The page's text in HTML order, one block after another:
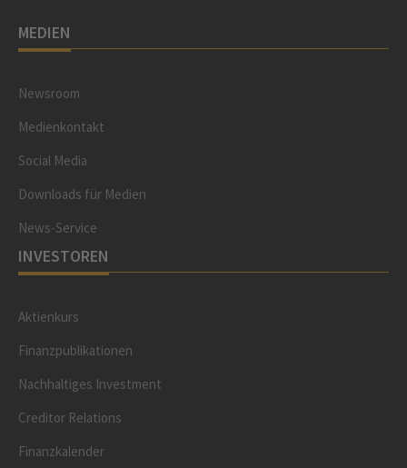
MEDIEN
Newsroom
Medienkontakt
Social Media
Downloads für Medien
News-Service
INVESTOREN
Aktienkurs
Finanzpublikationen
Nachhaltiges Investment
Creditor Relations
Finanzkalender